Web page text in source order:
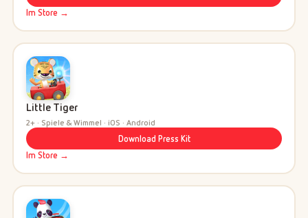
Im Store →
Little Tiger
2+ · Spiele & Wimmel · iOS · Android
Download Press Kit
Im Store →